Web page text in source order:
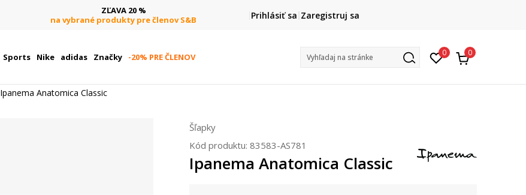
ZĽAVA 20 %
na vybrané produkty pre členov S&B
DOPRAVA ZADARMO
pri objednaní nad 80 € (neplatí pre Click&Collect)
Prihlásiť sa Zaregistruj sa
Sports Nike adidas Značky -20% PRE ČLENOV Vyhľadaj na stránke 0 0
Ipanema Anatomica Classic
Šľapky
Kód produktu: 83583-AS781
Ipanema Anatomica Classic